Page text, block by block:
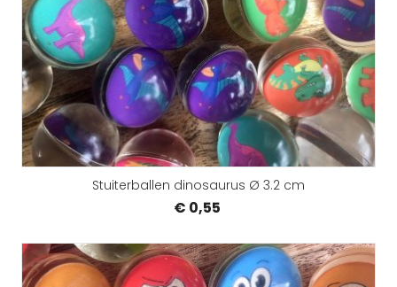
Stuiterballen dinosaurus Ø 3.2 cm
€ 0,55